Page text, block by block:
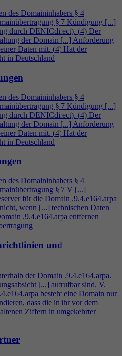
des Domaininhabers § 4
§ 7 Kündigung [...]
durch DENICdirect). (4) Der
der Domain [...] Anforderung
Daten mit. (4) Hat der
in Deutschland
des Domaininhabers § 4
§ 7 Kündigung [...]
durch DENICdirect). (4) Der
der Domain [...] Anforderung
Daten mit. (4) Hat der
in Deutschland
des Domaininhabers § 4
§ 7 V [...]
für die Domain .9.4.e164.arpa
wenn [...] technischen Daten
.9.4.e164.arpa entfernen
und
der Domain .9.4.e164.arpa.
[...] aufrufbar sind. V.
4.e164.arpa besteht eine Domain nur
dass die in ihr vor dem
Ziffern in umgekehrter